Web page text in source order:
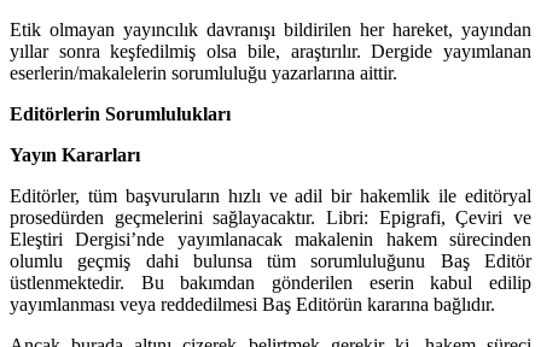
Etik olmayan yayıncılık davranışı bildirilen her hareket, yayından
yıllar sonra keşfedilmiş olsa bile, araştırılır. Dergide yayımlanan
eserlerin/makalelerin sorumluluğu yazarlarına aittir.
Editörlerin Sorumlulukları
Yayın Kararları
Editörler, tüm başvuruların hızlı ve adil bir hakemlik ile editöryal
prosedürden geçmelerini sağlayacaktır. Libri: Epigrafi, Çeviri ve
Eleştiri Dergisi’nde yayımlanacak makalenin hakem sürecinden
olumlu geçmiş dahi bulunsa tüm sorumluluğunu Baş Editör
üstlenmektedir. Bu bakımdan gönderilen eserin kabul edilip
yayımlanması veya reddedilmesi Baş Editörün kararına bağlıdır.